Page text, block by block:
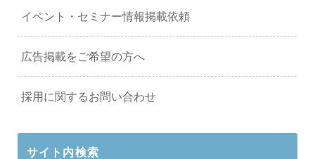
イベント・セミナー情報掲載依頼
広告掲載をご希望の方へ
採用に関するお問い合わせ
サイト内検索